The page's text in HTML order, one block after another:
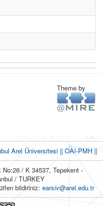
Theme by
Arel Üniversitesi ||OAI-PMH ||
/ K 34537, Tepekent -
/ TURKEY
bildiriniz: earsiv@arel.edu.tr